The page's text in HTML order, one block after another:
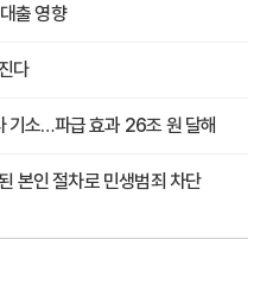
출 영향
다
기소…파급 효과 26조 원 달해
본인 절차로 민생범죄 차단